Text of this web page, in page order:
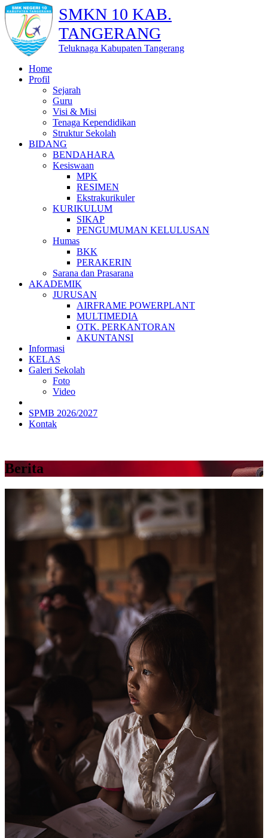
SMKN 10 KAB.
TANGERANG
Teluknaga Kabupaten Tangerang
Home
Profil
Sejarah
Guru
Visi & Misi
Tenaga Kependidikan
Struktur Sekolah
BIDANG
BENDAHARA
Kesiswaan
MPK
RESIMEN
Ekstrakurikuler
KURIKULUM
SIKAP
PENGUMUMAN KELULUSAN
Humas
BKK
PERAKERIN
Sarana dan Prasarana
AKADEMIK
JURUSAN
AIRFRAME POWERPLANT
MULTIMEDIA
OTK. PERKANTORAN
AKUNTANSI
Informasi
KELAS
Galeri Sekolah
Foto
Video
SPMB 2026/2027
Kontak
Berita